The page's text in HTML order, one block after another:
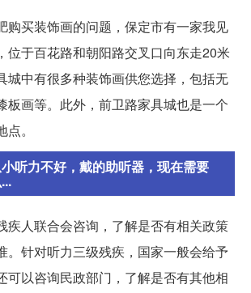
购买装饰画的问题，保定市有一家我见
位于百花路和朝阳路交叉口向东走20米
城中有很多种装饰画供您选择，包括无
板画等。此外，前卫路家具城也是一个
。
听力不好，戴的助听器，现在需要
疾人联合会咨询，了解是否有相关政策
。针对听力三级残疾，国家一般会给予
可以咨询民政部门，了解是否有其他相